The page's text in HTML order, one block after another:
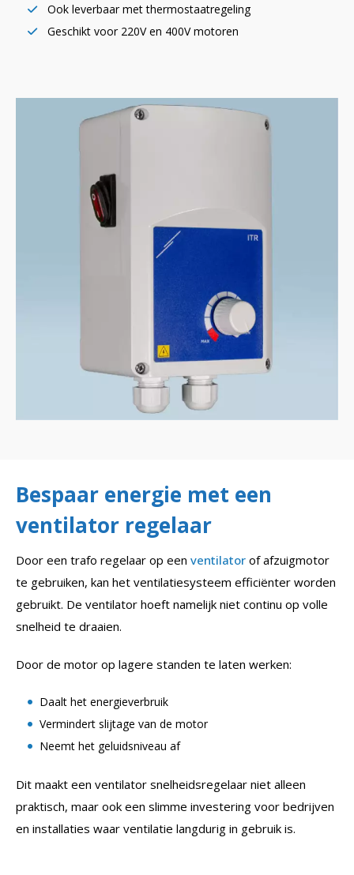
Ook leverbaar met thermostaatregeling
Geschikt voor 220V en 400V motoren
Bespaar energie met een
ventilator regelaar
Door een trafo regelaar op een ventilator of afzuigmotor
te gebruiken, kan het ventilatiesysteem efficiënter worden
gebruikt. De ventilator hoeft namelijk niet continu op volle
snelheid te draaien.
Door de motor op lagere standen te laten werken:
Daalt het energieverbruik
Vermindert slijtage van de motor
Neemt het geluidsniveau af
Dit maakt een ventilator snelheidsregelaar niet alleen
praktisch, maar ook een slimme investering voor bedrijven
en installaties waar ventilatie langdurig in gebruik is.